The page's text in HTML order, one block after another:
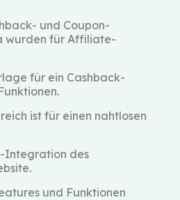
und Coupon-
wurden für Affiliate-
für ein Cashback-
ist für einen nahtlosen
Integration des
und Funktionen